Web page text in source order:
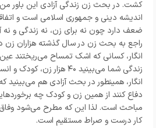
کشت. در بحث زن زندگی آزادی این باور
اندیشه دینی و جمهوری اسلامی است و
ضعف دارد چون نه برای زن، نه زندگی و نه
راجع به بحث زن در سال گذشته هزاران زن
انگار،‌ کسانی که اشک تمساح می‌ریختند عین
زندگی شما می‌بینید ۴۰ هزار
انگار، همینطور در بحث آزادی هم می‌بینید
دفاع کنند از همین زن و کودک چه
مباحث است. لذا این که مطرح می‌شود
کار درست و صراط مستقیم است.